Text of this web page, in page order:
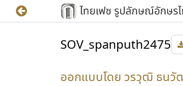
SOV_spanputh2475
ออกแบบโดย วรวุฒิ ธนวั